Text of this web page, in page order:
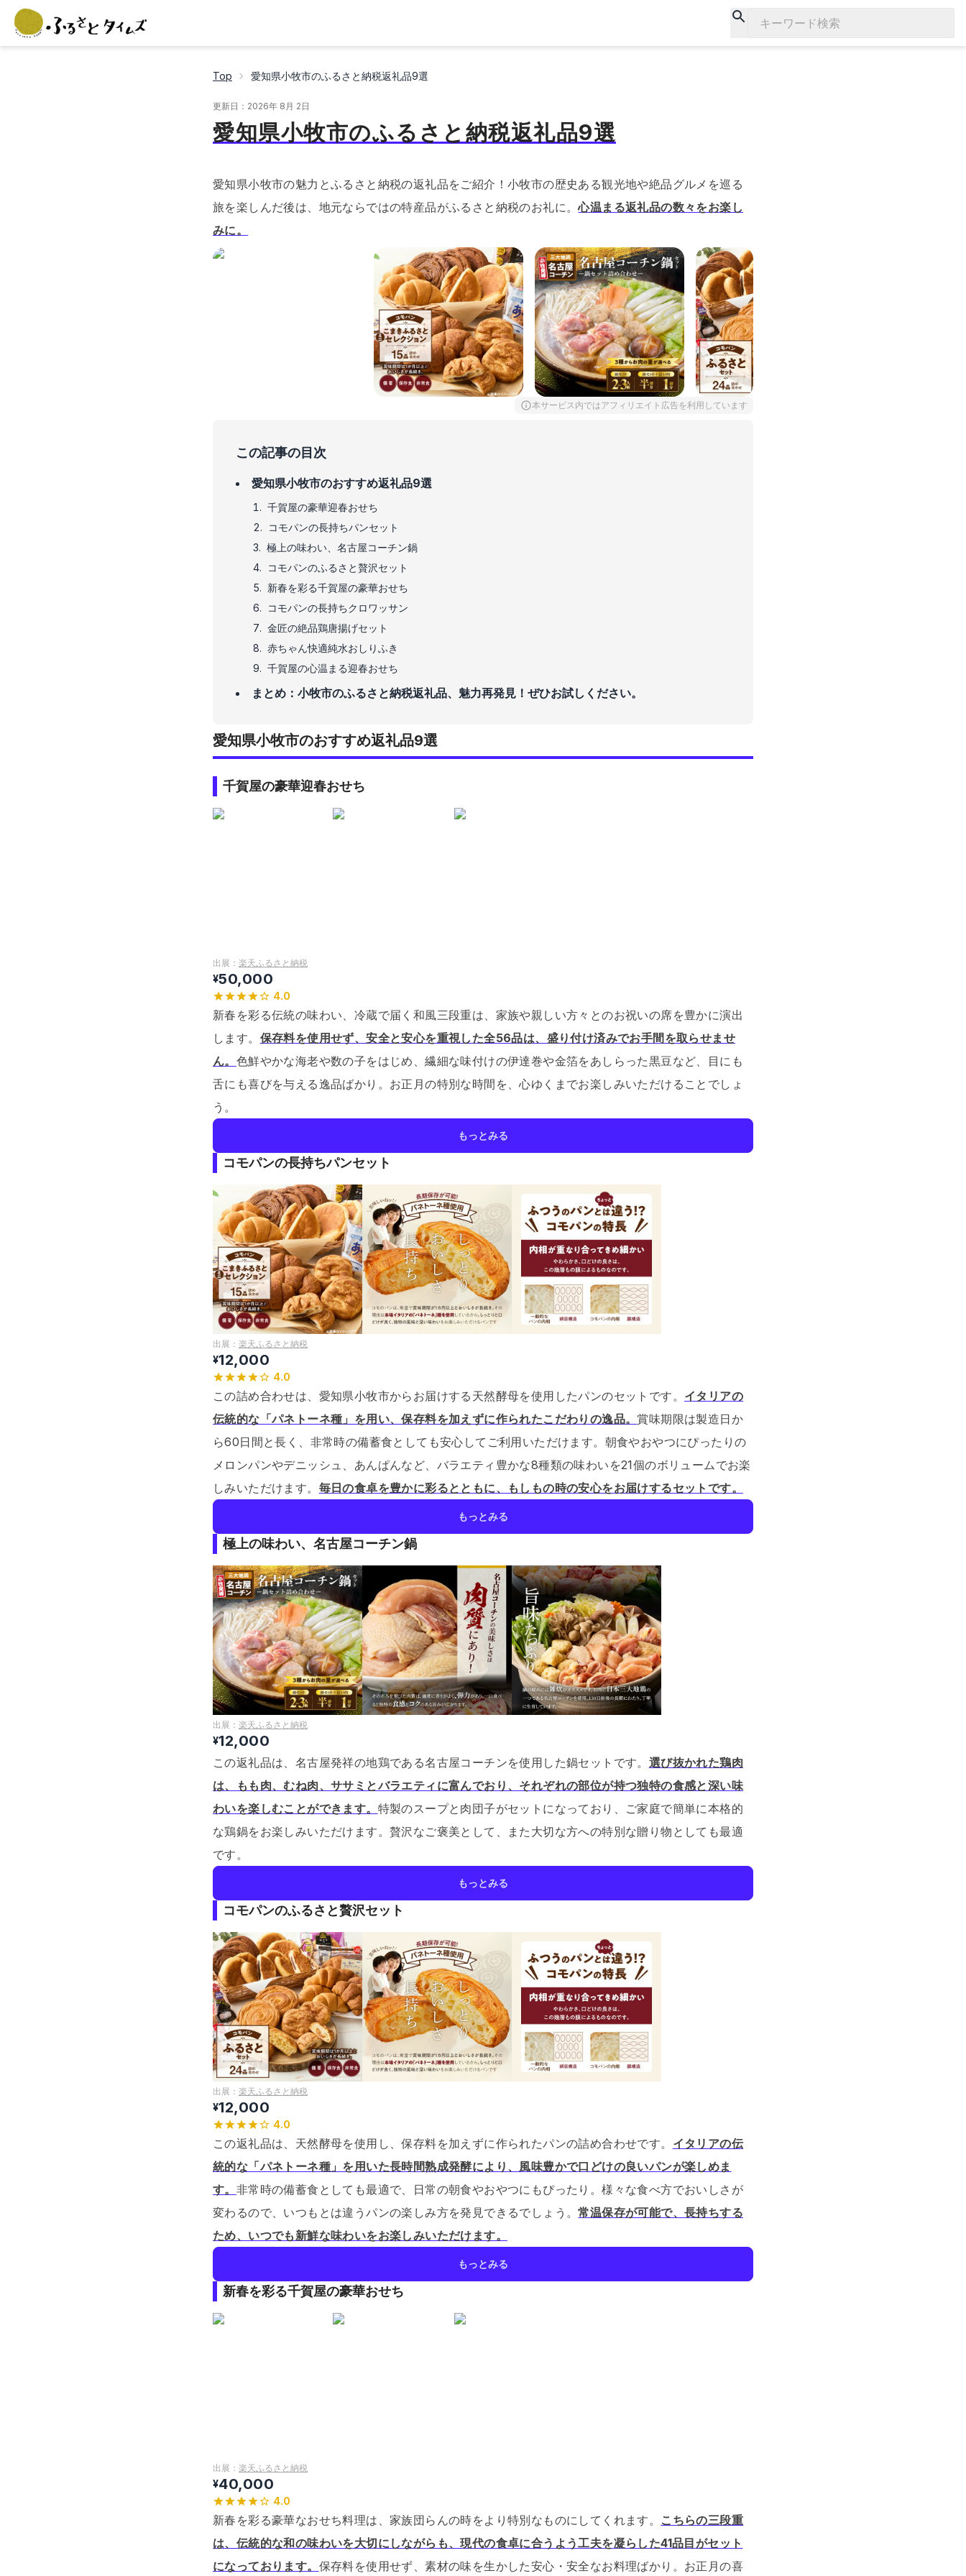
キーワード検索
Top 愛知県小牧市のふるさと納税返礼品9選
更新日： 2026年 8月 2日
愛知県小牧市のふるさと納税返礼品9選
愛知県小牧市の魅力とふるさと納税の返礼品をご紹介！小牧市の歴史ある観光地や絶品グルメを巡る
旅を楽しんだ後は、地元ならではの特産品がふるさと納税のお礼に。心温まる返礼品の数々をお楽し
みに。
本サービス内ではアフィリエイト広告を利用しています
この記事の目次
愛知県小牧市のおすすめ返礼品9選
千賀屋の豪華迎春おせち
コモパンの長持ちパンセット
極上の味わい、名古屋コーチン鍋
コモパンのふるさと贅沢セット
新春を彩る千賀屋の豪華おせち
コモパンの長持ちクロワッサン
金匠の絶品鶏唐揚げセット
赤ちゃん快適純水おしりふき
千賀屋の心温まる迎春おせち
まとめ：小牧市のふるさと納税返礼品、魅力再発見！ぜひお試しください。
愛知県小牧市のおすすめ返礼品9選
千賀屋の豪華迎春おせち
出展： 楽天ふるさと納税
¥50,000
4.0
新春を彩る伝統の味わい、冷蔵で届く和風三段重は、家族や親しい方々とのお祝いの席を豊かに演出
します。 保存料を使用せず、安全と安心を重視した全56品は、盛り付け済みでお手間を取らせませ
ん。 色鮮やかな海老や数の子をはじめ、繊細な味付けの伊達巻や金箔をあしらった黒豆など、目にも
舌にも喜びを与える逸品ばかり。 お正月の特別な時間を、心ゆくまでお楽しみいただけることでしょ
う。
もっとみる
コモパンの長持ちパンセット
出展： 楽天ふるさと納税
¥12,000
4.0
この詰め合わせは、愛知県小牧市からお届けする天然酵母を使用したパンのセットです。 イタリアの
伝統的な「パネトーネ種」を用い、保存料を加えずに作られたこだわりの逸品。 賞味期限は製造日か
ら60日間と長く、非常時の備蓄食としても安心してご利用いただけます。 朝食やおやつにぴったりの
メロンパンやデニッシュ、あんぱんなど、バラエティ豊かな8種類の味わいを21個のボリュームでお楽
しみいただけます。 毎日の食卓を豊かに彩るとともに、もしもの時の安心をお届けするセットです。
もっとみる
極上の味わい、名古屋コーチン鍋
出展： 楽天ふるさと納税
¥12,000
この返礼品は、名古屋発祥の地鶏である名古屋コーチンを使用した鍋セットです。 選び抜かれた鶏肉
は、もも肉、むね肉、ササミとバラエティに富んでおり、それぞれの部位が持つ独特の食感と深い味
わいを楽しむことができます。 特製のスープと肉団子がセットになっており、ご家庭で簡単に本格的
な鶏鍋をお楽しみいただけます。 贅沢なご褒美として、また大切な方への特別な贈り物としても最適
です。
もっとみる
コモパンのふるさと贅沢セット
出展： 楽天ふるさと納税
¥12,000
4.0
この返礼品は、天然酵母を使用し、保存料を加えずに作られたパンの詰め合わせです。 イタリアの伝
統的な「パネトーネ種」を用いた長時間熟成発酵により、風味豊かで口どけの良いパンが楽しめま
す。 非常時の備蓄食としても最適で、日常の朝食やおやつにもぴったり。様々な食べ方でおいしさが
変わるので、いつもとは違うパンの楽しみ方を発見できるでしょう。常温保存が可能で、長持ちする
ため、いつでも新鮮な味わいをお楽しみいただけます。
もっとみる
新春を彩る千賀屋の豪華おせち
出展： 楽天ふるさと納税
¥40,000
4.0
新春を彩る豪華なおせち料理は、家族団らんの時をより特別なものにしてくれます。 こちらの三段重
は、伝統的な和の味わいを大切にしながらも、現代の食卓に合うよう工夫を凝らした41品目がセット
になっております。 保存料を使用せず、素材の味を生かした安心・安全なお料理ばかり。 お正月の喜